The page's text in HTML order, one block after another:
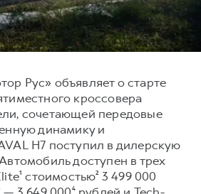
обслуживания
Рус» объявляет о старте
кроссовера
сочетающей передовые
динамику и
H7 поступил в дилерскую
доступен в трех
стоимостью² 3 499 000